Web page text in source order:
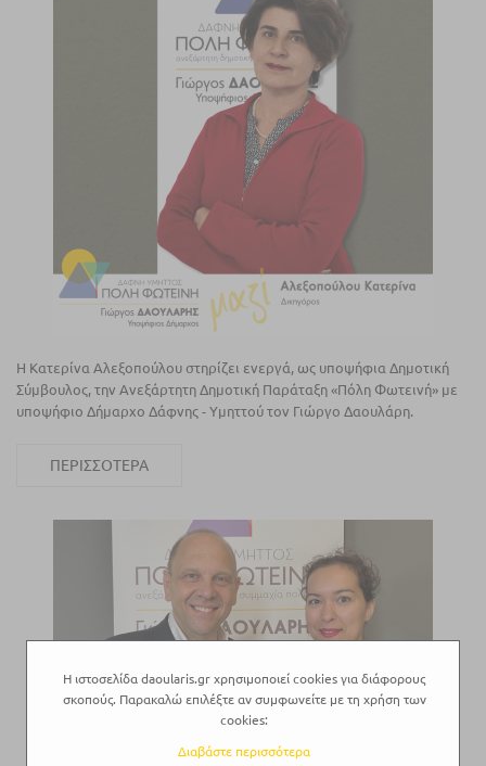
Η Κατερίνα Αλεξοπούλου στηρίζει ενεργά, ως υποψήφια Δημοτική
Σύμβουλος, την Ανεξάρτητη Δημοτική Παράταξη «Πόλη Φωτεινή» με
υποψήφιο Δήμαρχο Δάφνης - Υμηττού τον Γιώργο Δαουλάρη.
ΠΕΡΙΣΣΌΤΕΡΑ
Η ιστοσελίδα daoularis.gr χρησιμοποιεί cookies για διάφορους
σκοπούς. Παρακαλώ επιλέξτε αν συμφωνείτε με τη χρήση των
cookies:
Διαβάστε περισσότερα